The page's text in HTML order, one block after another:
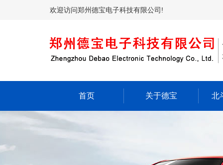
欢迎访问郑州德宝电子科技有限公司!
首页 关于德宝 北